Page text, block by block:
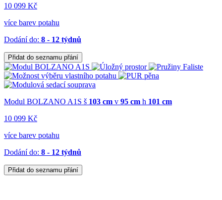
10 099 Kč
více barev potahu
Dodání do: 8 - 12 týdnů
Přidat do seznamu přání
Modul BOLZANO A1S š 103 cm v 95 cm h 101 cm
10 099 Kč
více barev potahu
Dodání do: 8 - 12 týdnů
Přidat do seznamu přání